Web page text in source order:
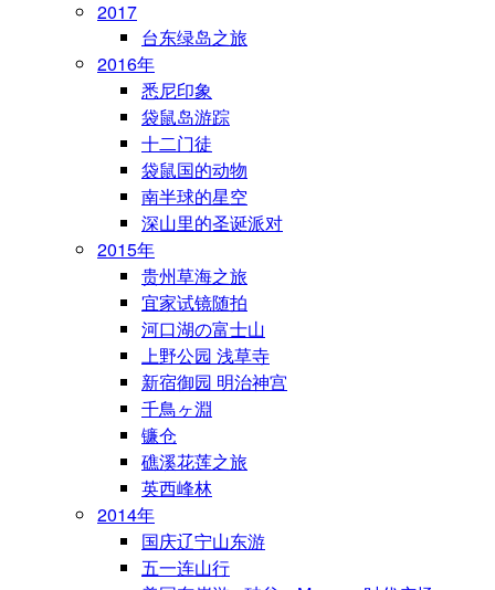
2017
台东绿岛之旅
2016年
悉尼印象
袋鼠岛游踪
十二门徒
袋鼠国的动物
南半球的星空
深山里的圣诞派对
2015年
贵州草海之旅
宜家试镜随拍
河口湖の富士山
上野公园 浅草寺
新宿御园 明治神宫
千鳥ヶ淵
镰仓
礁溪花莲之旅
英西峰林
2014年
国庆辽宁山东游
五一连山行